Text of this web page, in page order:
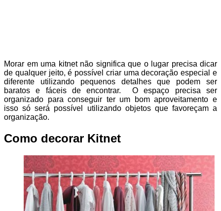
Morar em uma kitnet não significa que o lugar precisa dicar
de qualquer jeito, é possível criar uma decoração especial e
diferente utilizando pequenos detalhes que podem ser
baratos e fáceis de encontrar. O espaço precisa ser
organizado para conseguir ter um bom aproveitamento e
isso só será possível utilizando objetos que favoreçam a
organização.
Como decorar Kitnet